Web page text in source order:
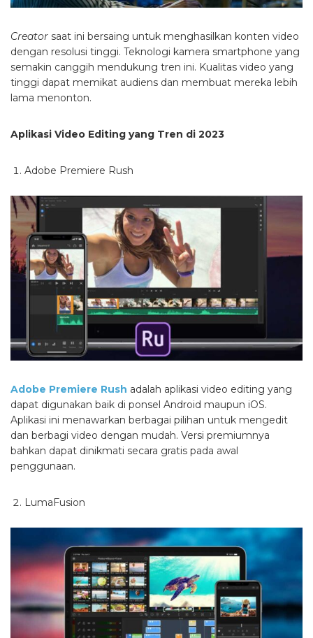
Creator saat ini bersaing untuk menghasilkan konten video
dengan resolusi tinggi. Teknologi kamera smartphone yang
semakin canggih mendukung tren ini. Kualitas video yang
tinggi dapat memikat audiens dan membuat mereka lebih
lama menonton.
Aplikasi Video Editing yang Tren di 2023
Adobe Premiere Rush
Adobe Premiere Rush adalah aplikasi video editing yang
dapat digunakan baik di ponsel Android maupun iOS.
Aplikasi ini menawarkan berbagai pilihan untuk mengedit
dan berbagi video dengan mudah. Versi premiumnya
bahkan dapat dinikmati secara gratis pada awal
penggunaan.
LumaFusion